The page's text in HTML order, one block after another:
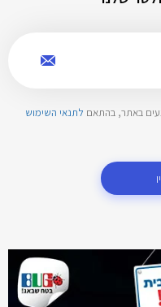
באתר, בהתאם לתנאי השימוש